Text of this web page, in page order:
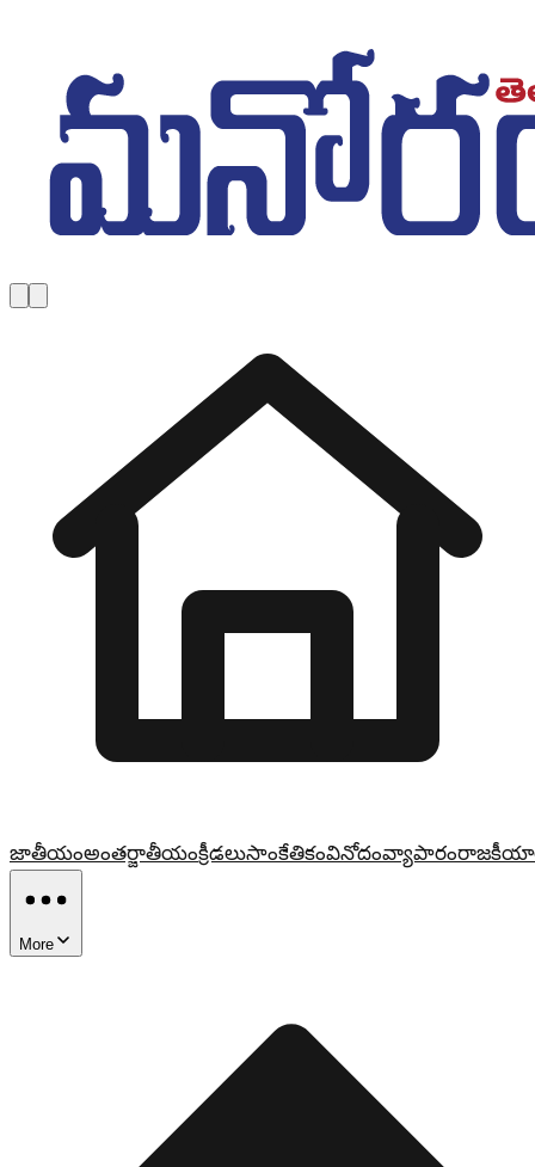
జాతీయంఅంతర్జాతీయంక్రీడలుసాంకేతికంవినోదంవ్యాపారం
More